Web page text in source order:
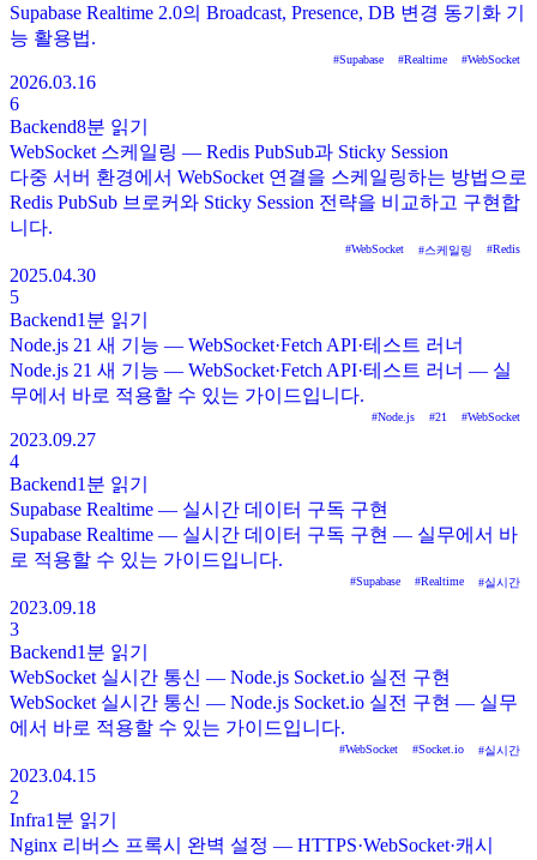
Supabase Realtime 2.0의 Broadcast, Presence, DB 변경 동기화 기
능 활용법.
#Supabase #Realtime #WebSocket
2026.03.16
6
Backend8분 읽기
WebSocket 스케일링 — Redis PubSub과 Sticky Session
다중 서버 환경에서 WebSocket 연결을 스케일링하는 방법으로
Redis PubSub 브로커와 Sticky Session 전략을 비교하고 구현합
니다.
#WebSocket #스케일링 #Redis
2025.04.30
5
Backend1분 읽기
Node.js 21 새 기능 — WebSocket·Fetch API·테스트 러너
Node.js 21 새 기능 — WebSocket·Fetch API·테스트 러너 — 실
무에서 바로 적용할 수 있는 가이드입니다.
#Node.js #21 #WebSocket
2023.09.27
4
Backend1분 읽기
Supabase Realtime — 실시간 데이터 구독 구현
Supabase Realtime — 실시간 데이터 구독 구현 — 실무에서 바
로 적용할 수 있는 가이드입니다.
#Supabase #Realtime #실시간
2023.09.18
3
Backend1분 읽기
WebSocket 실시간 통신 — Node.js Socket.io 실전 구현
WebSocket 실시간 통신 — Node.js Socket.io 실전 구현 — 실무
에서 바로 적용할 수 있는 가이드입니다.
#WebSocket #Socket.io #실시간
2023.04.15
2
Infra1분 읽기
Nginx 리버스 프록시 완벽 설정 — HTTPS·WebSocket·캐시